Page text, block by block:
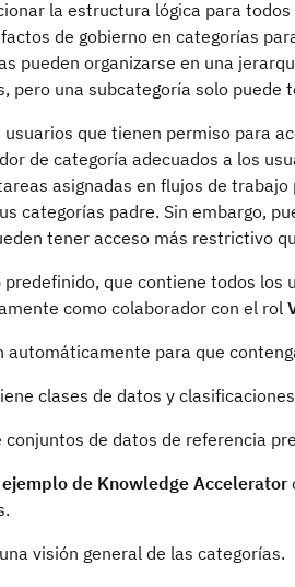
la estructura lógica para
de gobierno en categorías
pueden organizarse en una
pero una subcategoría solo puede
que tienen permiso para
de categoría adecuados a los
asignadas en flujos de
categorías padre. Sin embargo,
tener acceso más restrictivo
predefinido, que contiene todos los
como colaborador con el rol
automáticamente para que
clases de datos y
conjuntos de datos de referencia
de Knowledge Accelerator
visión general de las categorías.